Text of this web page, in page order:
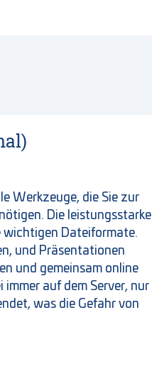
Werkzeuge, die Sie zur
Die leistungsstarke
Dateiformate.
und Präsentationen
und gemeinsam online
auf dem Server, nur
was die Gefahr von